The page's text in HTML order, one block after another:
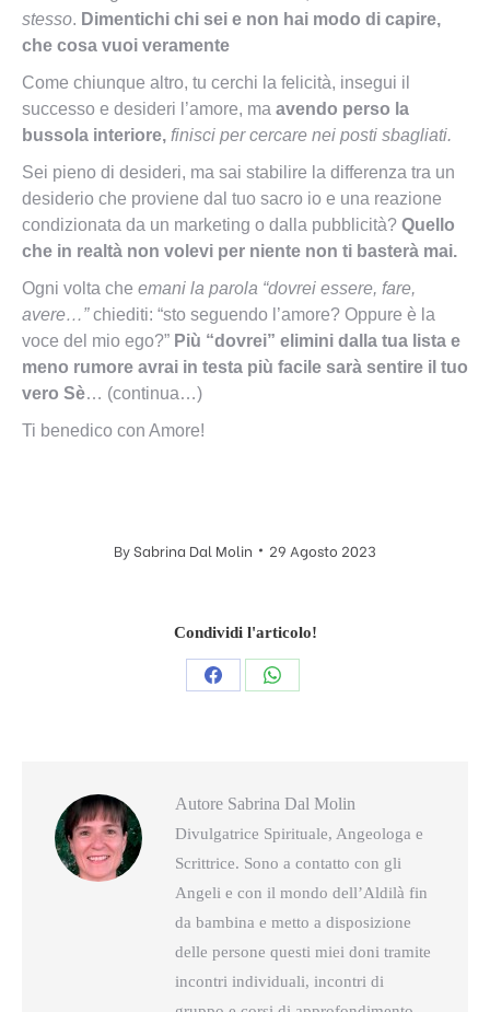
stesso. Dimentichi chi sei e non hai modo di capire,
che cosa vuoi veramente
Come chiunque altro, tu cerchi la felicità, insegui il
successo e desideri l’amore, ma avendo perso la
bussola interiore, finisci per cercare nei posti sbagliati.
Sei pieno di desideri, ma sai stabilire la differenza tra un
desiderio che proviene dal tuo sacro io e una reazione
condizionata da un marketing o dalla pubblicità? Quello
che in realtà non volevi per niente non ti basterà mai.
Ogni volta che emani la parola “dovrei essere, fare,
avere…”chiediti: “sto seguendo l’amore? Oppure è la
voce del mio ego?” Più “dovrei” elimini dalla tua lista e
meno rumore avrai in testa più facile sarà sentire il tuo
vero Sè… (continua…)
Ti benedico con Amore!
BySabrina Dal Molin 29 Agosto 2023
Condividi l'articolo!
CondividiCondividi
Autore Sabrina Dal Molin
Divulgatrice Spirituale, Angeologa e
Scrittrice. Sono a contatto con gli
Angeli e con il mondo dell’Aldilà fin
da bambina e metto a disposizione
delle persone questi miei doni tramite
incontri individuali, incontri di